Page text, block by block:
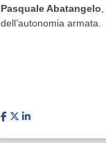
Pasquale Abatangelo
dell’autonomia armata.